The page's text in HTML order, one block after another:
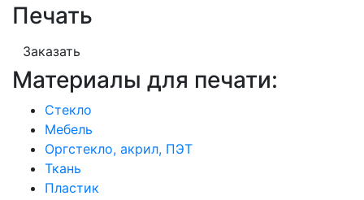
Печать
Заказать
Материалы для печати:
Стекло
Мебель
Оргстекло, акрил, ПЭТ
Ткань
Пластик